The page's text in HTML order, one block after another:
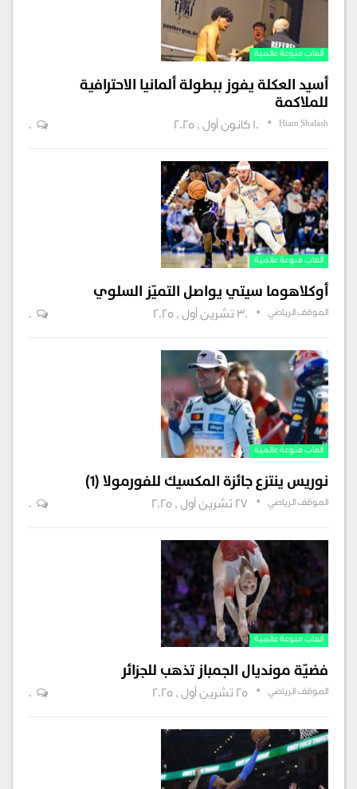
ألعاب منوعة عالمية
أسيد العكلة يفوز ببطولة ألمانيا الاحترافية
للملاكمة
Hiam Shalash
0
ألعاب منوعة عالمية
أوكلاهوما سيتي يواصل التميّز السلوي
الموقف الرياضي 30 تشرين أول , 2025 0
ألعاب منوعة عالمية
نوريس ينتزع جائزة المكسيك للفورمولا (1)
الموقف الرياضي 27 تشرين أول , 2025 0
ألعاب منوعة عالمية
فضيّة مونديال الجمباز تذهب للجزائر
الموقف الرياضي 25 تشرين أول , 2025 0